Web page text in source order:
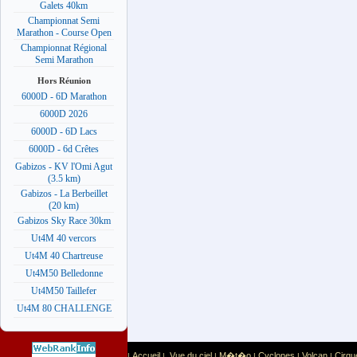
Galets 40km
Championnat Semi
Marathon - Course Open
Championnat Régional
Semi Marathon
Hors Réunion
6000D - 6D Marathon
6000D 2026
6000D - 6D Lacs
6000D - 6d Crêtes
Gabizos - KV l'Omi Agut
(3.5 km)
Gabizos - La Berbeillet
(20 km)
Gabizos Sky Race 30km
Ut4M 40 vercors
Ut4M 40 Chartreuse
Ut4M50 Belledonne
Ut4M50 Taillefer
Ut4M 80 CHALLENGE